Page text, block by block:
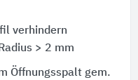
verhindern
> 2 mm
Öffnungsspalt gem.